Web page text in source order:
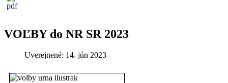
VOĽBY do NR SR 2023
Uverejnené: 14. jún 2023